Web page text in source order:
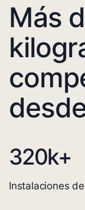
Más
320k+
Instalaciones